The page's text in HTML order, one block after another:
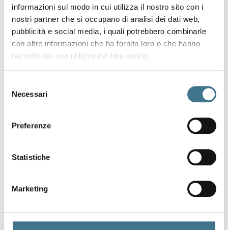
informazioni sul modo in cui utilizza il nostro sito con i
nostri partner che si occupano di analisi dei dati web,
pubblicità e social media, i quali potrebbero combinarle
con altre informazioni che ha fornito loro o che hanno
raccolto dal suo utilizzo dei loro servizi.
delNecessari
Preferenze
Statistiche
Marketing Our
thinking